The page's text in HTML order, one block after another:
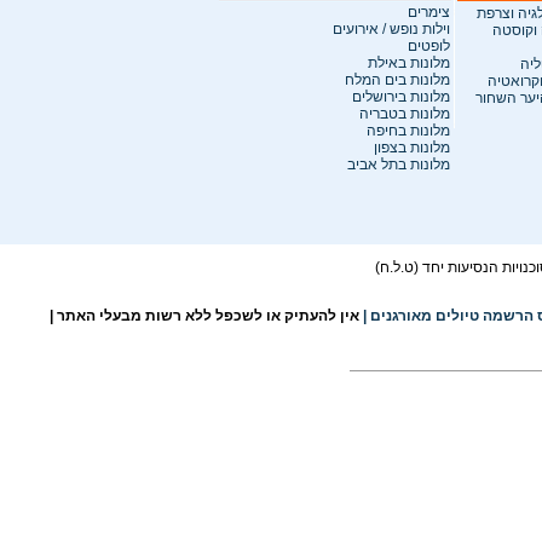
וצרפת
וקוסטה
השחור
צימרים
וילות נופש / אירועים
לופטים
מלונות באילת
מלונות בים המלח
מלונות בירושלים
מלונות בטבריה
מלונות בחיפה
מלונות בצפון
מלונות בתל אביב
הנסיעות יחד (ט.ל.ח)
הרשמה טיולים מאורגנים אין להעתיק או לשכפל ללא רשות מבעלי האתר |